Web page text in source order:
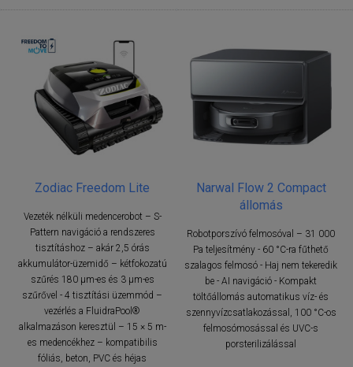
Zodiac Freedom Lite
Vezeték nélküli medencerobot – S-
Pattern navigáció a rendszeres
tisztításhoz – akár 2,5 órás
akkumulátor-üzemidő – kétfokozatú
szűrés 180 µm-es és 3 µm-es
szűrővel - 4 tisztítási üzemmód –
vezérlés a FluidraPool®
alkalmazáson keresztül – 15 × 5 m-
es medencékhez – kompatibilis
fóliás, beton, PVC és héjas
Narwal Flow 2 Compact
állomás
Robotporszívó felmosóval – 31 000
Pa teljesítmény - 60 °C-ra fűthető
szalagos felmosó - Haj nem tekeredik
be - AI navigáció - Kompakt
töltőállomás automatikus víz- és
szennyvízcsatlakozással, 100 °C-os
felmosómosással és UVC-s
porsterilizálással